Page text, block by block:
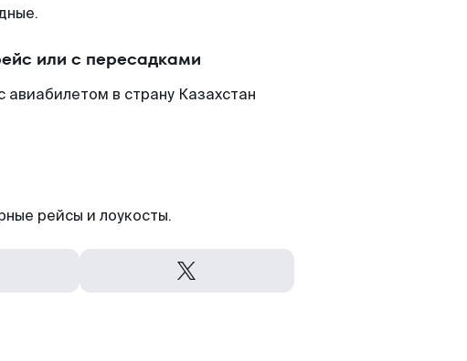
или с пересадками
в страну Казахстан
рейсы и лоукосты.